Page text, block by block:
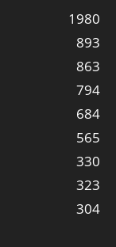
1980
893
863
794
684
565
330
323
304